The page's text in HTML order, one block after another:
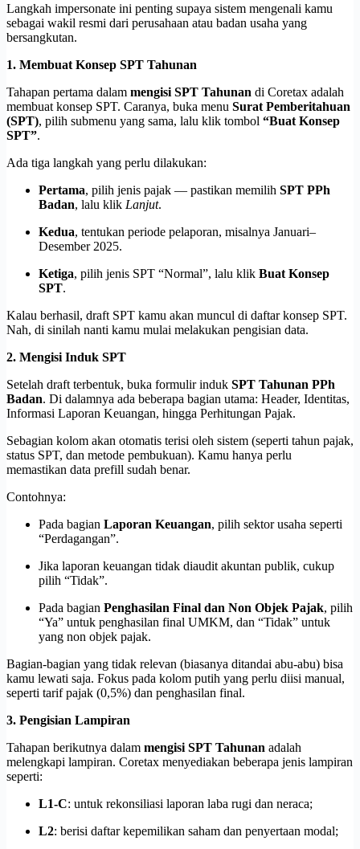
Langkah impersonate ini penting supaya sistem mengenali kamu
sebagai wakil resmi dari perusahaan atau badan usaha yang
bersangkutan.
1. Membuat Konsep SPT Tahunan
Tahapan pertama dalam mengisi SPT Tahunan di Coretax adalah
membuat konsep SPT. Caranya, buka menu Surat Pemberitahuan
(SPT), pilih submenu yang sama, lalu klik tombol “Buat Konsep
SPT”.
Ada tiga langkah yang perlu dilakukan:
Pertama, pilih jenis pajak — pastikan memilih SPT PPh
Badan, lalu klik Lanjut.
Kedua, tentukan periode pelaporan, misalnya Januari–
Desember 2025.
Ketiga, pilih jenis SPT “Normal”, lalu klik Buat Konsep
SPT.
Kalau berhasil, draft SPT kamu akan muncul di daftar konsep SPT.
Nah, di sinilah nanti kamu mulai melakukan pengisian data.
2. Mengisi Induk SPT
Setelah draft terbentuk, buka formulir induk SPT Tahunan PPh
Badan. Di dalamnya ada beberapa bagian utama: Header, Identitas,
Informasi Laporan Keuangan, hingga Perhitungan Pajak.
Sebagian kolom akan otomatis terisi oleh sistem (seperti tahun pajak,
status SPT, dan metode pembukuan). Kamu hanya perlu
memastikan data prefill sudah benar.
Contohnya:
Pada bagian Laporan Keuangan, pilih sektor usaha seperti
“Perdagangan”.
Jika laporan keuangan tidak diaudit akuntan publik, cukup
pilih “Tidak”.
Pada bagian Penghasilan Final dan Non Objek Pajak, pilih
“Ya” untuk penghasilan final UMKM, dan “Tidak” untuk
yang non objek pajak.
Bagian-bagian yang tidak relevan (biasanya ditandai abu-abu) bisa
kamu lewati saja. Fokus pada kolom putih yang perlu diisi manual,
seperti tarif pajak (0,5%) dan penghasilan final.
3. Pengisian Lampiran
Tahapan berikutnya dalam mengisi SPT Tahunan adalah
melengkapi lampiran. Coretax menyediakan beberapa jenis lampiran
seperti:
L1-C: untuk rekonsiliasi laporan laba rugi dan neraca;
L2: berisi daftar kepemilikan saham dan penyertaan modal;